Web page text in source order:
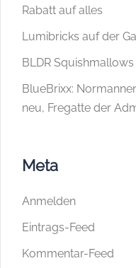
Rabatt auf alles
Lumibricks auf der
BLDR
BlueBrixx:
neu, Fregatte der
Meta
Anmelden
Eintrags-Feed
Kommentar-Feed